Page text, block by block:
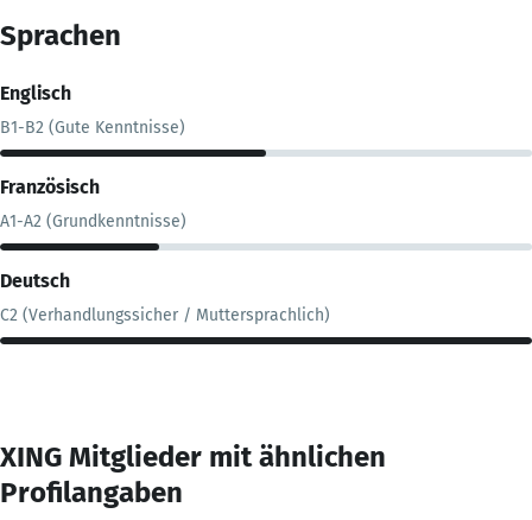
Sprachen
Englisch
B1-B2 (Gute Kenntnisse)
Französisch
A1-A2 (Grundkenntnisse)
Deutsch
C2 (Verhandlungssicher / Muttersprachlich)
XING Mitglieder mit ähnlichen
Profilangaben